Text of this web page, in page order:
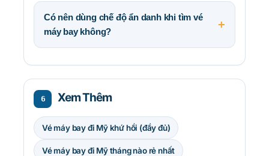
Có nên dùng chế độ ẩn danh khi tìm vé
máy bay không?
6 Xem Thêm
Vé máy bay đi Mỹ khứ hồi (đầy đủ)
Vé máy bay đi Mỹ tháng nào rẻ nhất